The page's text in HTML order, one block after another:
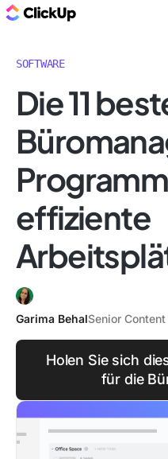
SOFTWARE
Die 11
effiziente
Garima BehalSenior
Holen Sie sich
für die